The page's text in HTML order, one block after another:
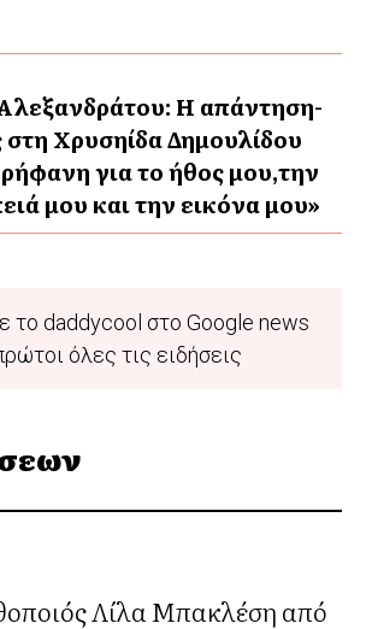
Η απάντηση-
Χρυσηίδα Δημουλίδου
για το ήθος μου,την
μου και την εικόνα μου»
το daddycool στο Google news
όλες τις ειδήσεις
Λίλα Μπακλέση από